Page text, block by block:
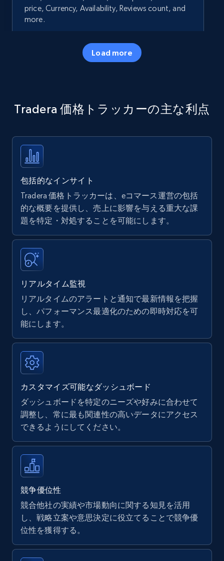
price, Currency, Availability, Reviews count, and
more.
5.7K+ 今すぐ始める
specific keywords
price, Currency, Availability, Reviews count, and
more.
Amazon products - find products by using
upc numbers
Title, Seller name, Brand, Description, Initial
price, Currency, Availability, Reviews count, and
more.
35.2K+ 5.7K+ 今すぐ始める
URL, Product name, Product rating, Product
rating object, Product rating max, Rating,
Author name, Asin, and more.
7.4K+ 870+ 今すぐ始める
Walmart - products
URL, Final price, Sku, Currency, Gtin,
Specifications, Image urls, Top reviews, and
more.
5.6K+
Load more
Tradera 価格トラッカーの主な利点
包括的なインサイト
Tradera 価格トラッカーは、eコマース運営の包括
的な概要を提供し、売上に影響を与える重大な課
題を特定・対処することを可能にします。
リアルタイム監視
リアルタイムのアラートと通知で最新情報を把握
し、パフォーマンス最適化のための即時対応を可
能にします。
カスタマイズ可能なダッシュボード
ダッシュボードを特定のニーズや好みに合わせて
調整し、常に最も関連性の高いデータにアクセス
できるようにしてください。
競争優位性
競合他社の実績や市場動向に関する知見を活用
し、戦略立案や意思決定に役立てることで競争優
位性を獲得する。